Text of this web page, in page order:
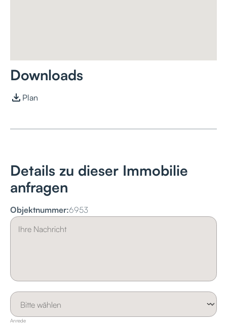
Downloads
Plan
Details zu dieser Immobilie
anfragen
Objektnummer:6953
Anrede